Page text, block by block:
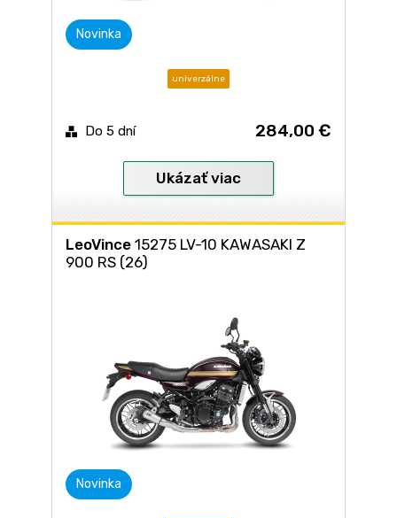
Novinka
univerzálne
Do 5 dní 284,00 €
Ukázať viac
LeoVince 15275 LV-10 KAWASAKI Z
900 RS (26)
Novinka